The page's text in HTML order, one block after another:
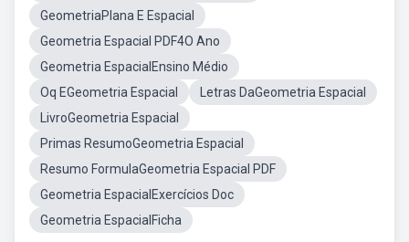
GeometriaPlana E Espacial
Geometria Espacial PDF4O Ano
Geometria EspacialEnsino Médio
Oq EGeometria Espacial
Letras DaGeometria Espacial
LivroGeometria Espacial
Primas ResumoGeometria Espacial
Resumo FormulaGeometria Espacial PDF
Geometria EspacialExercícios Doc
Geometria EspacialFicha